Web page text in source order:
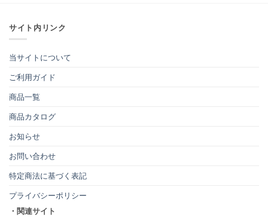
サイト内リンク
当サイトについて
ご利用ガイド
商品一覧
商品カタログ
お知らせ
お問い合わせ
特定商法に基づく表記
プライバシーポリシー
・関連サイト